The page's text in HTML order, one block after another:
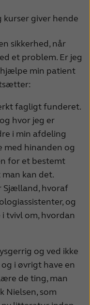
kurser giver hende
sikkerhed, når
et problem. Er jeg
min patient
fagligt funderet.
hvor jeg er
i min afdeling
med hinanden og
for et bestemt
kan det.
Sjælland, hvoraf
og
tvivl om, hvordan
og ved ikke
i øvrigt have en
de ting, man
Nielsen, som